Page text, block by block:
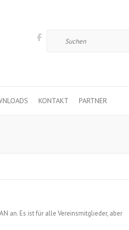
KONTAKT PARTNER
an. Es ist für alle Vereinsmitglieder, aber